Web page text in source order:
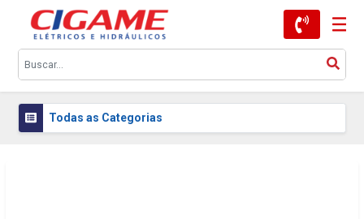
Todas as Categorias